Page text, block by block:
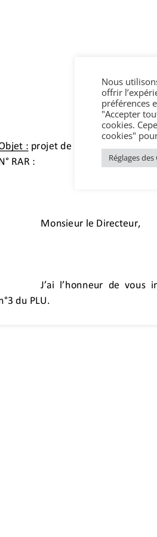
Nous
offrir
préférences
"Accepter
cookies.
cookies"
Réglages